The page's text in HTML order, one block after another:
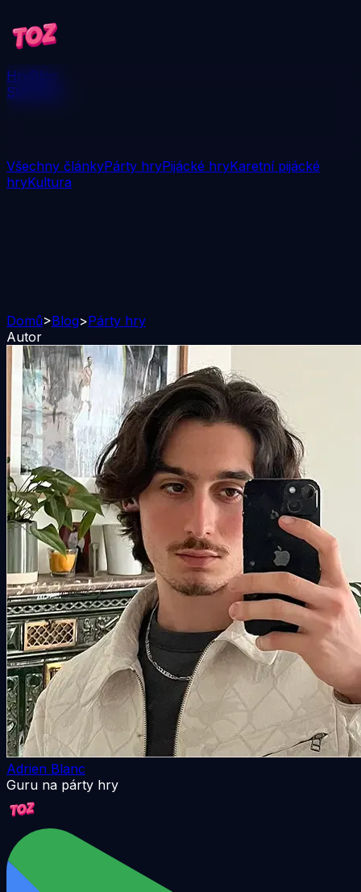
HryBlog
Stáhnout
Všechny článkyPárty hryPijácké hryKaretní pijácké
hryKultura
Domů>Blog>Párty hry
Autor
Adrien Blanc
Guru na párty hry